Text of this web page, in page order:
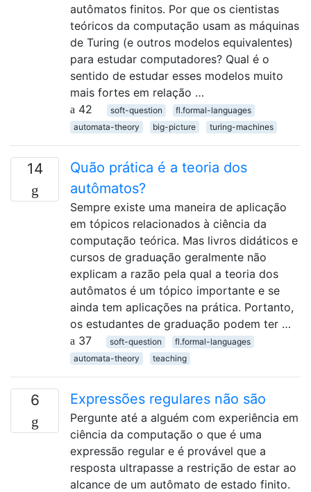
autômatos finitos. Por que os cientistas
teóricos da computação usam as máquinas
de Turing (e outros modelos equivalentes)
para estudar computadores? Qual é o
sentido de estudar esses modelos muito
mais fortes em relação …
42
soft-question
fl.formal-languages
automata-theory
big-picture turing-machines
14
Quão prática é a teoria dos
autômatos?
Sempre existe uma maneira de aplicação
em tópicos relacionados à ciência da
computação teórica. Mas livros didáticos e
cursos de graduação geralmente não
explicam a razão pela qual a teoria dos
autômatos é um tópico importante e se
ainda tem aplicações na prática. Portanto,
os estudantes de graduação podem ter …
37
soft-question
fl.formal-languages
automata-theory
teaching
6 Expressões regulares não são
Pergunte até a alguém com experiência em
ciência da computação o que é uma
expressão regular e é provável que a
resposta ultrapasse a restrição de estar ao
alcance de um autômato de estado finito.